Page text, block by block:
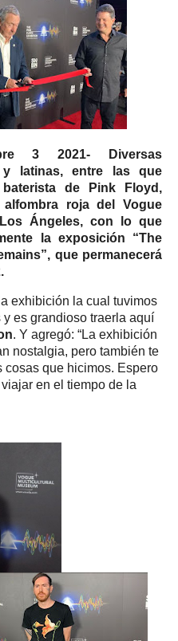
3 2021- Diversas
y latinas, entre las que
de Pink Floyd ,
roja del Vogue
Ángeles, con lo que
la exposición “The
, que permanecerá
exhibición la cual tuvimos
es grandioso traerla aquí
. Y agregó: “La exhibición
nostalgia, pero también te
que hicimos. Espero
en el tiempo de la